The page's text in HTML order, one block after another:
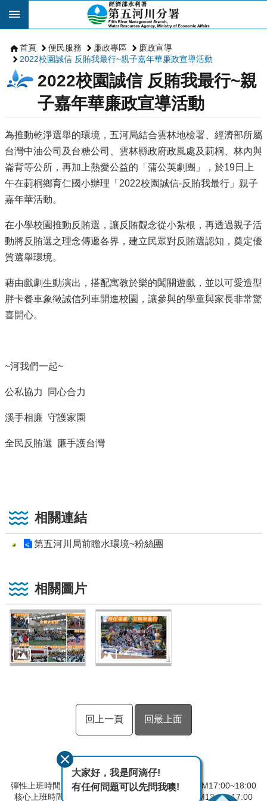
跳到主要內容區塊
首頁 便民服務 廉政專區
廉政宣導
2022校園誠信 反賄我最行~親子嘉年華廉政宣導活動
2022校園誠信 反賄我最行~親
子嘉年華廉政宣導活動
為推動乾淨選舉的環境，五河局結合雲林地檢署、經濟部所屬
台灣中油公司及台糖公司、雲林縣政府政風處及莿桐、林內與
崙背等公所，再加上熱愛公益的「蒲公英劇團」，於19日上
午在莿桐鄉育仁國小辦理「2022校園誠信-反賄我最行」親子
嘉年華活動。
在小學校園推動反賄選，讓反賄觀念從小紮根，再透過親子活
動將反賄選之理念傳遞各界，建立民眾對反賄選認知，奠定優
質選舉環境。
藉由戲劇生動演出，搭配寓教於樂的闖關遊戲，並以可愛造型
胖卡餐車象徵誠信列車開進校園，讓參與的學童與家長非常驚
喜開心。
~河我們一起~
公私協力 同心合力
溪手相廉 守護家園
全民反賄選 廉手護台灣
相關連結
第五河川局前瞻水環境~粉絲團
相關圖片
回上一頁 回最上面
彈性上班時間：AM08:00~09:00 彈性下班時間：PM17:00~18:00
核心上班時間：星期一 ~ 星期五 AM9:00~12:30 PM13:30~17:00
大家好，我是阿滴仔!
有任何問題可以先問我噢!